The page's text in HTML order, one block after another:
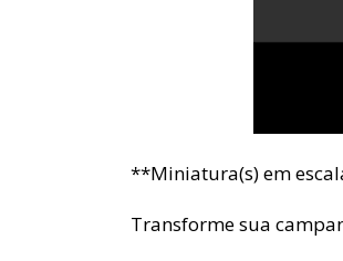
**Miniatura(s) em
Transforme sua